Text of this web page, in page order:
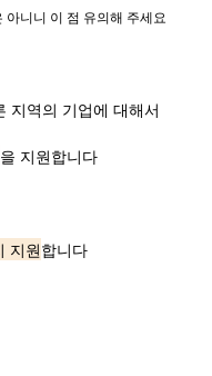
니니 이 점 유의해 주세요
지역의 기업에 대해서
을 지원합니다
지원합니다